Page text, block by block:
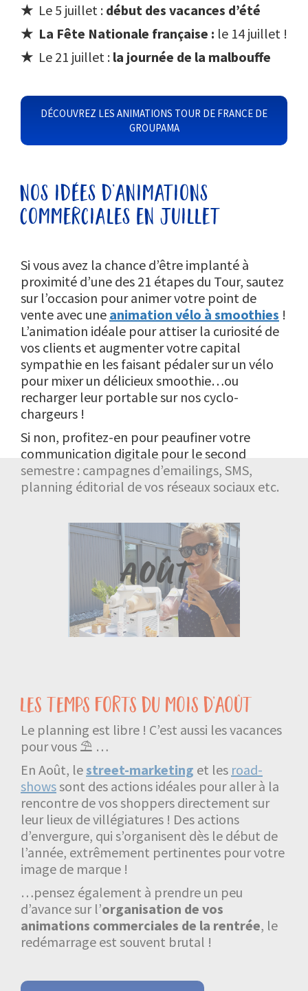
★ Le 5 juillet : début des vacances d’été
★ La Fête Nationale française : le 14 juillet !
★ Le 21 juillet : la journée de la malbouffe
DÉCOUVREZ LES ANIMATIONS TOUR DE FRANCE DE
GROUPAMA
nos idées d’animations
commerciales en juillet
Si vous avez la chance d’être implanté à
proximité d’une des 21 étapes du Tour, sautez
sur l’occasion pour animer votre point de
vente avec une animation vélo à smoothies !
L’animation idéale pour attiser la curiosité de
vos clients et augmenter votre capital
sympathie en les faisant pédaler sur un vélo
pour mixer un délicieux smoothie…ou
recharger leur portable sur nos cyclo-
chargeurs !
Si non, profitez-en pour peaufiner votre
communication digitale pour le second
semestre : campagnes d’emailings, SMS,
planning éditorial de vos réseaux sociaux etc.
les temps forts du mois d’août
Le planning est libre ! C’est aussi les vacances
pour vous ⛱ …
En Août, lestreet-marketing et les road-
showssont des actions idéales pour aller à la
rencontre de vos shoppers directement sur
leur lieux de villégiatures ! Des actions
d’envergure, qui s’organisent dès le début de
l’année, extrêmement pertinentes pour votre
image de marque !
…pensez également à prendre un peu
d’avance sur l’organisation de vos
animations commerciales de la rentrée, le
redémarrage est souvent brutal !